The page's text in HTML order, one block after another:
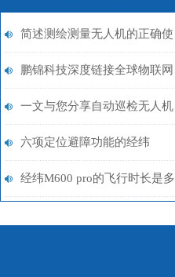
简述测绘测量无人机的正确使
用方法
鹏锦科技深度链接全球物联网
生态，智慧校园与全域安全方
案引关注！
一文与您分享自动巡检无人机
系统的正确使用步骤
六项定位避障功能的经纬
M300 RTK
经纬M600 pro的飞行时长是多